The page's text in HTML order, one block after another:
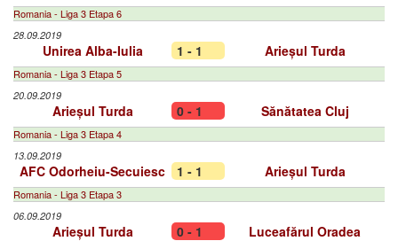
Romania - Liga 3 Etapa 6
28.09.2019
Unirea Alba-Iulia 1 - 1 Arieșul Turda
Romania - Liga 3 Etapa 5
20.09.2019
Arieșul Turda 0 - 1 Sănătatea Cluj
Romania - Liga 3 Etapa 4
13.09.2019
AFC Odorheiu-Secuiesc 1 - 1 Arieșul Turda
Romania - Liga 3 Etapa 3
06.09.2019
Arieșul Turda 0 - 1 Luceafărul Oradea